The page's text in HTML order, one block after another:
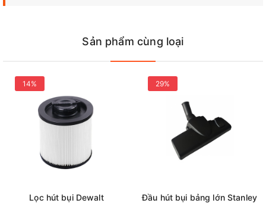
Sản phẩm cùng loại
14%
Lọc hút bụi Dewalt
29%
Đầu hút bụi bảng lớn Stanley